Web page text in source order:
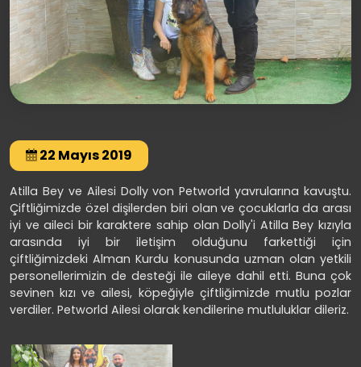
22 Mayıs 2019
Atilla Bey ve Ailesi Dolly von Petworld yavrularına kavuştu.
Çiftliğimizde özel dişilerden biri olan ve çocuklarla da arası
iyi ve aileci bir karaktere sahip olan Dolly'i Atilla Bey kızıyla
arasında iyi bir iletişim olduğunu farkettiği için
çiftliğimizdeki Alman Kurdu konusunda uzman olan yetkili
personellerimizin de desteği ile aileye dahil etti. Buna çok
sevinen kızı ve ailesi, köpeğiyle çiftliğimizde mutlu pozlar
verdiler. Petworld Ailesi olarak kendilerine mutluluklar dileriz.